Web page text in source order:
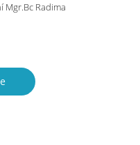
Mgr.Bc Radima
pohled na